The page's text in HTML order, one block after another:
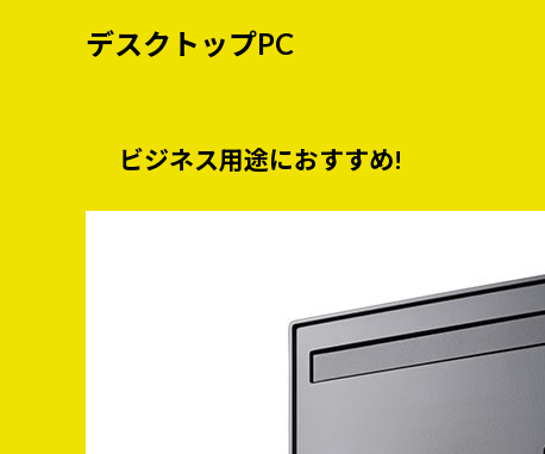
デスクトップPC
ビジネス用途におすすめ!